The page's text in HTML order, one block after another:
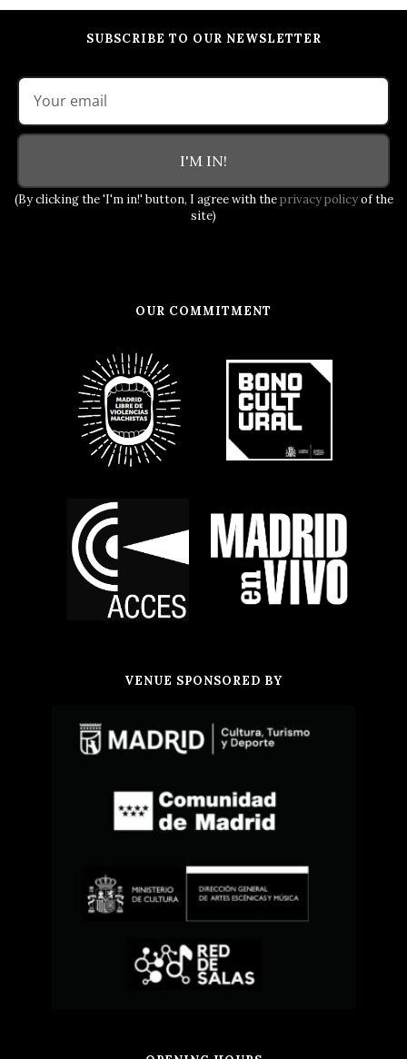
SUBSCRIBE TO OUR NEWSLETTER
I'M IN!
(By clicking the 'I'm in!' button, I agree with theprivacy policyof the
site)
OUR COMMITMENT
VENUE SPONSORED BY